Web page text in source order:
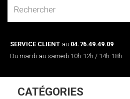
SERVICE CLIENT au 04.76.49.49.09
Du mardi au samedi 10h-12h / 14h-18h
CATÉGORIES